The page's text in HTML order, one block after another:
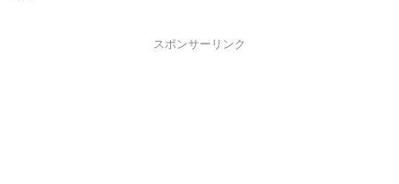
スポンサーリンク